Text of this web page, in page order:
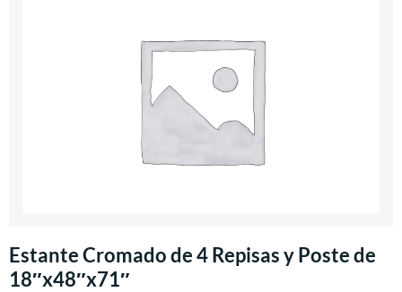
Estante Cromado de 4 Repisas y Poste de
18″x48″x71″